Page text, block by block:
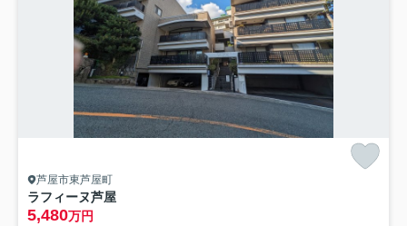
芦屋市東芦屋町
ラフィーヌ芦屋
5,480万円